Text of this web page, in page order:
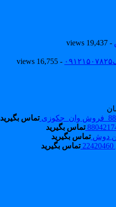
- 19,437 views
- 16,755 views
تماس بگیرید
تماس بگیرید
دوش تماس بگیرید
تماس بگیرید